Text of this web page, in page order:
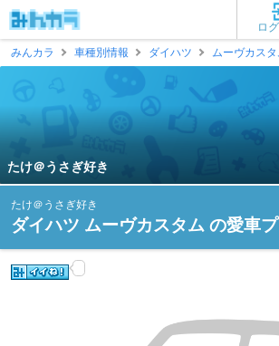
ロ
みんカラ
車種別情報 ダイハツ ムーヴカスタ
たけ＠うさぎ好き
たけ＠うさぎ好き
ダイハツ ムーヴカスタム の愛車